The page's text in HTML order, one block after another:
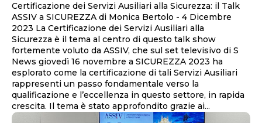
Certificazione dei Servizi Ausiliari alla Sicurezza: il Talk
ASSIV a SICUREZZA di Monica Bertolo - 4 Dicembre
2023 La Certificazione dei Servizi Ausiliari alla
Sicurezza è il tema al centro di questo talk show
fortemente voluto da ASSIV, che sul set televisivo di S
News giovedì 16 novembre a SICUREZZA 2023 ha
esplorato come la certificazione di tali Servizi Ausiliari
rappresenti un passo fondamentale verso la
qualificazione e l’eccellenza in questo settore, in rapida
crescita. Il tema è stato approfondito grazie ai...